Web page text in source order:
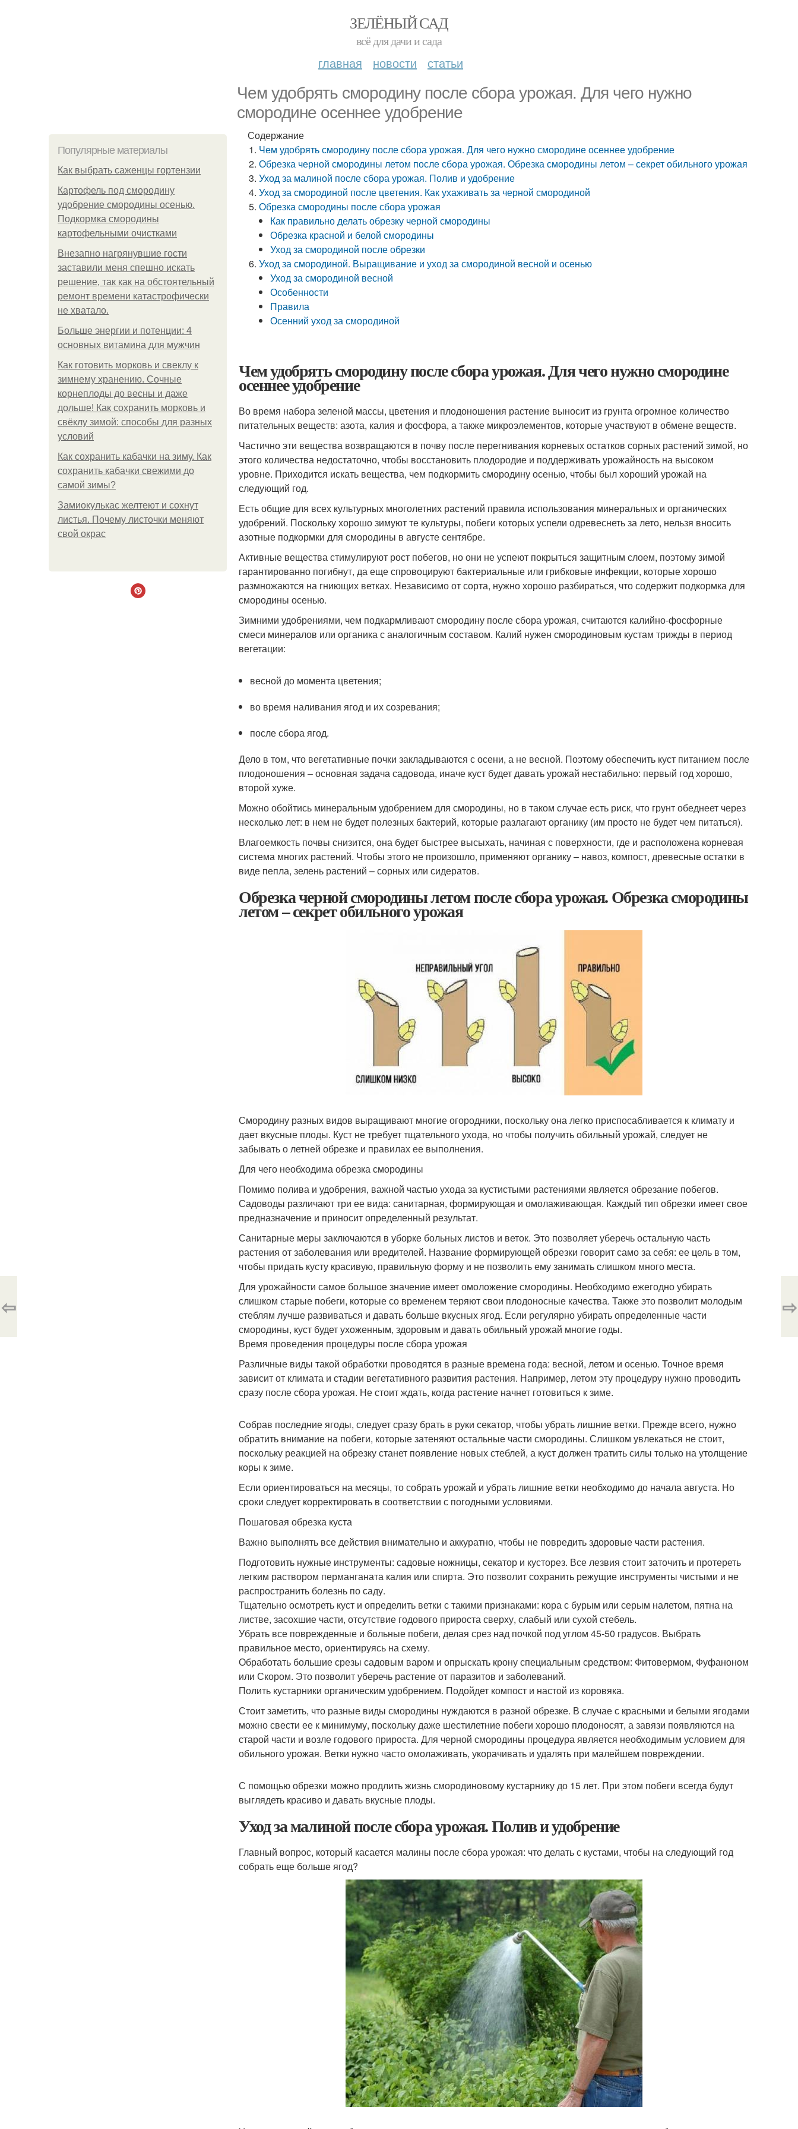
ЗЕЛЁНЫЙ САД
всё для дачи и сада
главная новости статьи
Чем удобрять смородину после сбора урожая. Для чего нужно
смородине осеннее удобрение
Популярные материалы
Как выбрать саженцы гортензии
Картофель под смородину
удобрение смородины осенью.
Подкормка смородины
картофельными очистками
Внезапно нагрянувшие гости
заставили меня спешно искать
решение, так как на обстоятельный
ремонт времени катастрофически
не хватало.
Больше энергии и потенции: 4
основных витамина для мужчин
Как готовить морковь и свеклу к
зимнему хранению. Сочные
корнеплоды до весны и даже
дольше! Как сохранить морковь и
свёклу зимой: способы для разных
условий
Как сохранить кабачки на зиму. Как
сохранить кабачки свежими до
самой зимы?
Замиокулькас желтеют и сохнут
листья. Почему листочки меняют
свой окрас
Содержание
Чем удобрять смородину после сбора урожая. Для чего нужно смородине осеннее удобрение
Обрезка черной смородины летом после сбора урожая. Обрезка смородины летом – секрет обильного урожая
Уход за малиной после сбора урожая. Полив и удобрение
Уход за смородиной после цветения. Как ухаживать за черной смородиной
Обрезка смородины после сбора урожая
Как правильно делать обрезку черной смородины
Обрезка красной и белой смородины
Уход за смородиной после обрезки
Уход за смородиной. Выращивание и уход за смородиной весной и осенью
Уход за смородиной весной
Особенности
Правила
Осенний уход за смородиной
Чем удобрять смородину после сбора урожая. Для чего нужно смородине
осеннее удобрение
Во время набора зеленой массы, цветения и плодоношения растение выносит из грунта огромное количество
питательных веществ: азота, калия и фосфора, а также микроэлементов, которые участвуют в обмене веществ.
Частично эти вещества возвращаются в почву после перегнивания корневых остатков сорных растений зимой, но
этого количества недостаточно, чтобы восстановить плодородие и поддерживать урожайность на высоком
уровне. Приходится искать вещества, чем подкормить смородину осенью, чтобы был хороший урожай на
следующий год.
Есть общие для всех культурных многолетних растений правила использования минеральных и органических
удобрений. Поскольку хорошо зимуют те культуры, побеги которых успели одревеснеть за лето, нельзя вносить
азотные подкормки для смородины в августе сентябре.
Активные вещества стимулируют рост побегов, но они не успеют покрыться защитным слоем, поэтому зимой
гарантированно погибнут, да еще спровоцируют бактериальные или грибковые инфекции, которые хорошо
размножаются на гниющих ветках. Независимо от сорта, нужно хорошо разбираться, что содержит подкормка для
смородины осенью.
Зимними удобрениями, чем подкармливают смородину после сбора урожая, считаются калийно-фосфорные
смеси минералов или органика с аналогичным составом. Калий нужен смородиновым кустам трижды в период
вегетации:
весной до момента цветения;
во время наливания ягод и их созревания;
после сбора ягод.
Дело в том, что вегетативные почки закладываются с осени, а не весной. Поэтому обеспечить куст питанием после
плодоношения – основная задача садовода, иначе куст будет давать урожай нестабильно: первый год хорошо,
второй хуже.
Можно обойтись минеральным удобрением для смородины, но в таком случае есть риск, что грунт обеднеет через
несколько лет: в нем не будет полезных бактерий, которые разлагают органику (им просто не будет чем питаться).
Влагоемкость почвы снизится, она будет быстрее высыхать, начиная с поверхности, где и расположена корневая
система многих растений. Чтобы этого не произошло, применяют органику – навоз, компост, древесные остатки в
виде пепла, зелень растений – сорных или сидератов.
Обрезка черной смородины летом после сбора урожая. Обрезка смородины
летом – секрет обильного урожая
Смородину разных видов выращивают многие огородники, поскольку она легко приспосабливается к климату и
дает вкусные плоды. Куст не требует тщательного ухода, но чтобы получить обильный урожай, следует не
забывать о летней обрезке и правилах ее выполнения.
Для чего необходима обрезка смородины
Помимо полива и удобрения, важной частью ухода за кустистыми растениями является обрезание побегов.
Садоводы различают три ее вида: санитарная, формирующая и омолаживающая. Каждый тип обрезки имеет свое
предназначение и приносит определенный результат.
Санитарные меры заключаются в уборке больных листов и веток. Это позволяет уберечь остальную часть
растения от заболевания или вредителей. Название формирующей обрезки говорит само за себя: ее цель в том,
чтобы придать кусту красивую, правильную форму и не позволить ему занимать слишком много места.
Для урожайности самое большое значение имеет омоложение смородины. Необходимо ежегодно убирать
слишком старые побеги, которые со временем теряют свои плодоносные качества. Также это позволит молодым
стеблям лучше развиваться и давать больше вкусных ягод. Если регулярно убирать определенные части
смородины, куст будет ухоженным, здоровым и давать обильный урожай многие годы.
Время проведения процедуры после сбора урожая
Различные виды такой обработки проводятся в разные времена года: весной, летом и осенью. Точное время
зависит от климата и стадии вегетативного развития растения. Например, летом эту процедуру нужно проводить
сразу после сбора урожая. Не стоит ждать, когда растение начнет готовиться к зиме.
Собрав последние ягоды, следует сразу брать в руки секатор, чтобы убрать лишние ветки. Прежде всего, нужно
обратить внимание на побеги, которые затеняют остальные части смородины. Слишком увлекаться не стоит,
поскольку реакцией на обрезку станет появление новых стеблей, а куст должен тратить силы только на утолщение
коры к зиме.
Если ориентироваться на месяцы, то собрать урожай и убрать лишние ветки необходимо до начала августа. Но
сроки следует корректировать в соответствии с погодными условиями.
Пошаговая обрезка куста
Важно выполнять все действия внимательно и аккуратно, чтобы не повредить здоровые части растения.
Подготовить нужные инструменты: садовые ножницы, секатор и кусторез. Все лезвия стоит заточить и протереть
легким раствором перманганата калия или спирта. Это позволит сохранить режущие инструменты чистыми и не
распространить болезнь по саду.
Тщательно осмотреть куст и определить ветки с такими признаками: кора с бурым или серым налетом, пятна на
листве, засохшие части, отсутствие годового прироста сверху, слабый или сухой стебель.
Убрать все поврежденные и больные побеги, делая срез над почкой под углом 45-50 градусов. Выбрать
правильное место, ориентируясь на схему.
Обработать большие срезы садовым варом и опрыскать крону специальным средством: Фитовермом, Фуфаноном
или Скором. Это позволит уберечь растение от паразитов и заболеваний.
Полить кустарники органическим удобрением. Подойдет компост и настой из коровяка.
Стоит заметить, что разные виды смородины нуждаются в разной обрезке. В случае с красными и белыми ягодами
можно свести ее к минимуму, поскольку даже шестилетние побеги хорошо плодоносят, а завязи появляются на
старой части и возле годового прироста. Для черной смородины процедура является необходимым условием для
обильного урожая. Ветки нужно часто омолаживать, укорачивать и удалять при малейшем повреждении.
С помощью обрезки можно продлить жизнь смородиновому кустарнику до 15 лет. При этом побеги всегда будут
выглядеть красиво и давать вкусные плоды.
Уход за малиной после сбора урожая. Полив и удобрение
Главный вопрос, который касается малины после сбора урожая: что делать с кустами, чтобы на следующий год
собрать еще больше ягод?
⇦ ⇨